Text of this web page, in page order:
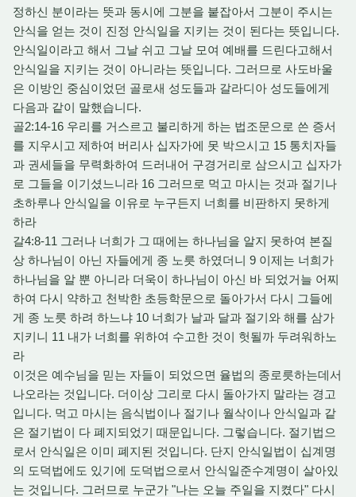
정하신 분이라는 뜻과 동시에 그분을 붙잡아서 그분이 주시는
안식을 얻는 것이 진정 안식일을 지키는 것이 된다는 뜻입니다.
안식일이라고 해서 그날 쉬고 그날 모여 예배를 드린다고해서
안식일을 지키는 것이 아니라는 뜻입니다. 그러므로 사도바울
은 이방인 중심이었던 골로새 성도들과 갈라디아 성도들에게
다음과 같이 말했습니다.
골2:14-16 우리를 거스르고 불리하게 하는 법조문으로 쓴 증서
를 지우시고 제하여 버리사 십자가에 못 박으시고 15 통치자들
과 권세들을 무력화하여 드러내어 구경거리로 삼으시고 십자가
로 그들을 이기셨느니라 16 그러므로 먹고 마시는 것과 절기나
초하루나 안식일을 이유로 누구든지 너희를 비판하지 못하게
하라
갈4:8-11 그러나 너희가 그 때에는 하나님을 알지 못하여 본질
상 하나님이 아닌 자들에게 종 노릇 하였더니 9 이제는 너희가
하나님을 알 뿐 아니라 더욱이 하나님이 아신 바 되었거늘 어찌
하여 다시 약하고 천박한 초등학문으로 돌아가서 다시 그들에
게 종 노릇 하려 하느냐 10 너희가 날과 달과 절기와 해를 삼가
지키니 11 내가 너희를 위하여 수고한 것이 헛될까 두려워하노
라
이것은 예수님을 믿는 자들이 되었으면 율법의 종로릇하는데서
나오라는 것입니다. 더이상 그리로 다시 돌아가지 말라는 경고
입니다. 먹고 마시는 음식법이나 절기나 월삭이나 안식일과 같
은 절기법이 다 폐지되었기 때문입니다. 그렇습니다. 절기법으
로서 안식일은 이미 폐지된 것입니다. 단지 안식일법이 십계명
의 도덕법에도 있기에 도덕법으로서 안식일준수계명이 살아있
는 것입니다. 그러므로 누군가 "나는 오늘 주일을 지켰다" 다시